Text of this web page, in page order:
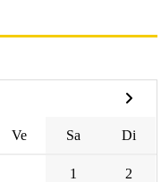
Ve Sa Di
1 2